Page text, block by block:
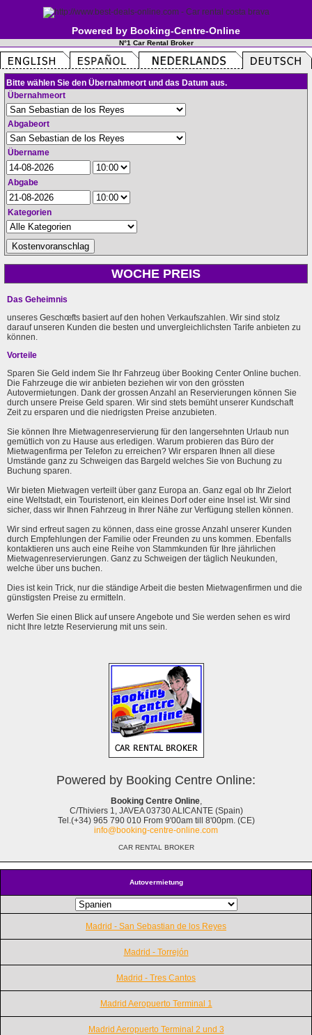
Powered by Booking-Centre-Online
N°1 Car Rental Broker
Autovermietung
Madrid - San Sebastian de los Reyes
Madrid - Torrejón
Madrid - Tres Cantos
Madrid Aeropuerto Terminal 1
Madrid Aeropuerto Terminal 2 und 3
Bitte wählen Sie den Übernahmeort und das Datum aus.
Übernahmeort
Abgabeort
Übername
Abgabe
Kategorien
WOCHE PREIS
Das Geheimnis
unseres Geschœfts basiert auf den hohen Verkaufszahlen. Wir sind stolz
darauf unseren Kunden die besten und unvergleichlichsten Tarife anbieten zu
können.
Vorteile
Sparen Sie Geld indem Sie Ihr Fahrzeug über Booking Center Online buchen.
Die Fahrzeuge die wir anbieten beziehen wir von den grössten
Autovermietungen. Dank der grossen Anzahl an Reservierungen können Sie
durch unsere Preise Geld sparen. Wir sind stets bemüht unserer Kundschaft
Zeit zu ersparen und die niedrigsten Preise anzubieten.
Sie können Ihre Mietwagenreservierung für den langersehnten Urlaub nun
gemütlich von zu Hause aus erledigen. Warum probieren das Büro der
Mietwagenfirma per Telefon zu erreichen? Wir ersparen Ihnen all diese
Umstände ganz zu Schweigen das Bargeld welches Sie von Buchung zu
Buchung sparen.
Wir bieten Mietwagen verteilt über ganz Europa an. Ganz egal ob Ihr Zielort
eine Weltstadt, ein Touristenort, ein kleines Dorf oder eine Insel ist. Wir sind
sicher, dass wir Ihnen Fahrzeug in Ihrer Nähe zur Verfügung stellen können.
Wir sind erfreut sagen zu können, dass eine grosse Anzahl unserer Kunden
durch Empfehlungen der Familie oder Freunden zu uns kommen. Ebenfalls
kontaktieren uns auch eine Reihe von Stammkunden für Ihre jährlichen
Mietwagenreservierungen. Ganz zu Schweigen der täglich Neukunden,
welche über uns buchen.
Dies ist kein Trick, nur die ständige Arbeit die besten Mietwagenfirmen und die
günstigsten Preise zu ermitteln.
Werfen Sie einen Blick auf unsere Angebote und Sie werden sehen es wird
nicht Ihre letzte Reservierung mit uns sein.
Powered by Booking Centre Online:
Booking Centre Online,
C/Thiviers 1, JAVEA 03730 ALICANTE (Spain)
Tel.(+34) 965 790 010 From 9'00am till 8'00pm. (CE)
info@booking-centre-online.com
CAR RENTAL BROKER